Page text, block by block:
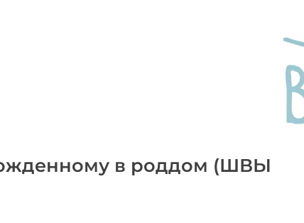
в роддом (ШВЫ